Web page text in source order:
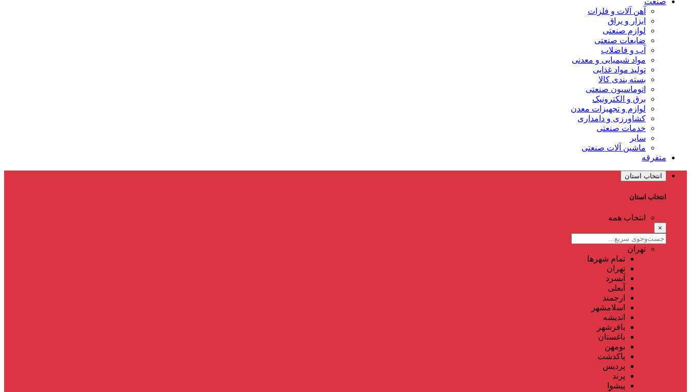
آهن آلات و فلزات
ابزار و یراق
لوازم صنعتی
ضایعات صنعتی
آب و فاضلاب
مواد شیمیایی و معدنی
تولید مواد غذایی
بسته بندی کالا
اتوماسیون صنعتی
برق و الکترونیک
لوازم و تجهیزات معدن
کشاورزی و دامداری
خدمات صنعتی
سایر
ماشین آلات صنعتی
متفرقه
انتخاب استان
انتخاب استان
انتخاب همه
×
تهران
تمام شهر‌ها
تهران
آبسرد
آبعلی
ارجمند
اسلامشهر
اندیشه
باقرشهر
باغستان
بومهن
پاکدشت
پردیس
پرند
پیشوا